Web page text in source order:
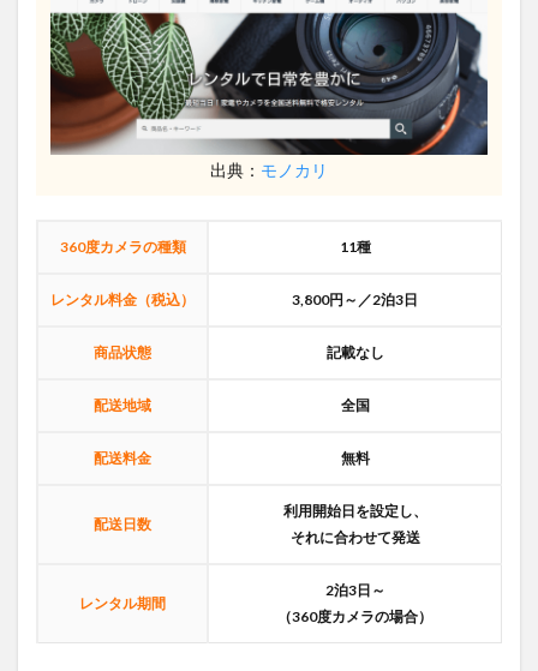
出典： モノカリ
360度カメラの種類 11種
レンタル料金（税込） 3,800円～／2泊3日
商品状態 記載なし
配送地域 全国
配送料金 無料
配送日数
利用開始日を設定し、
それに合わせて発送
レンタル期間
2泊3日～
（360度カメラの場合）